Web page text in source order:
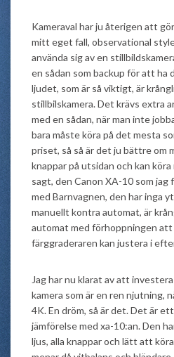
Kameraval har ju återigen att
mitt eget fall, observational
använda sig av en
en sådan som backup för att
ljudet, som är så viktigt, är
stillbilskamera. Det krävs extra
med en sådan, när man inte
bara måste köra på det mesta
priset, så så är det ju bättre om
knappar på utsidan och kan
sagt, den Canon XA-10 som jag
med Barnvagnen, den har inga
manuellt kontra automat, är
automat med förhoppningen att
färggraderaren kan justera i
Jag har nu klarat av att
kamera som är en ren njutning,
4K. En dröm, så är det. Det är
jämförelse med xa-10:an. Den
ljus, alla knappar och lätt att